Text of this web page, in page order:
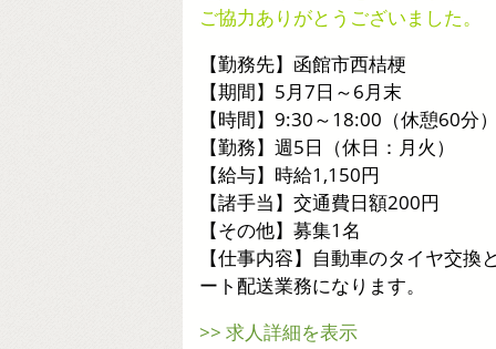
ご協力ありがとうございました。
【勤務先】函館市西桔梗
【期間】5月7日～6月末
【時間】9:30～18:00（休憩60分
【勤務】週5日（休日：月火）
【給与】時給1,150円
【諸手当】交通費日額200円
【その他】募集1名
【仕事内容】自動車のタイヤ交換
ート配送業務になります。
>> 求人詳細を表示